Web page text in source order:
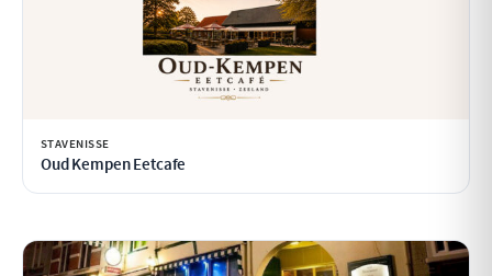
STAVENISSE
Oud Kempen Eetcafe